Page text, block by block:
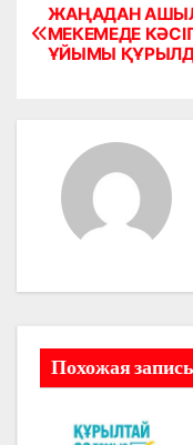
а
я
ЖАҢАДАН
МЕКЕМЕДЕ
ҰЙЫМЫ
Похожая запись